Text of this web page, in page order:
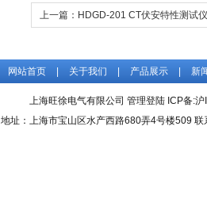
上一篇： HDGD-201 CT伏安特性测试仪
网站首页 关于我们 产品展示 新
上海旺徐电气有限公司 管理登陆 ICP备:沪
地址：上海市宝山区水产西路680弄4号楼509